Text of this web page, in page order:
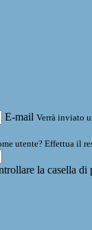
E-mail Verrà inviato
utente? Effettua il
la casella di